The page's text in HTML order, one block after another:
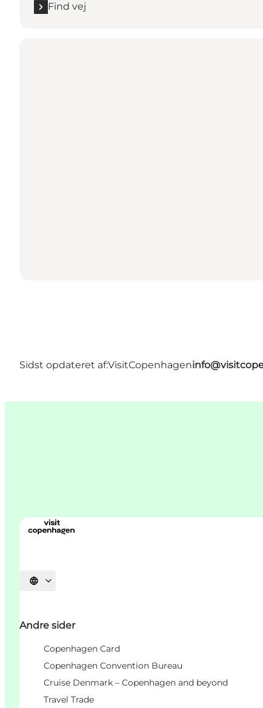
Find vej
Sidst opdateret af:VisitCopenhagen
Vælg sprog
Andre sider
Copenhagen Card
Copenhagen Convention Bureau
Cruise Denmark – Copenhagen and beyond
Travel Trade